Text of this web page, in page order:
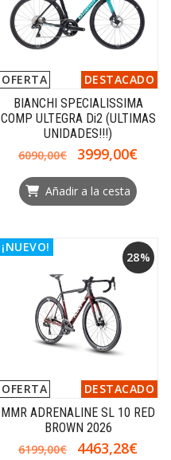
OFERTA
DESTACADO
BIANCHI SPECIALISSIMA
COMP ULTEGRA Di2 (ULTIMAS
UNIDADES!!!)
6090,00€
3999,00€
Añadir a la cesta
28%
OFERTA DESTACADO
¡NUEVO!
MMR ADRENALINE SL 10 RED
BROWN 2026
6199,00€
4463,28€